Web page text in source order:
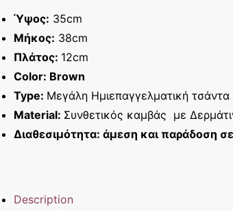
Ύψος: 35cm
Μήκος: 38cm
Πλάτος: 12cm
Color: Brown
Type: Μεγάλη Ημιεπαγγελματική τσάντα
Material: Συνθετικός καμβάς με
Διαθεσιμότητα: άμεση και παράδοση
Description